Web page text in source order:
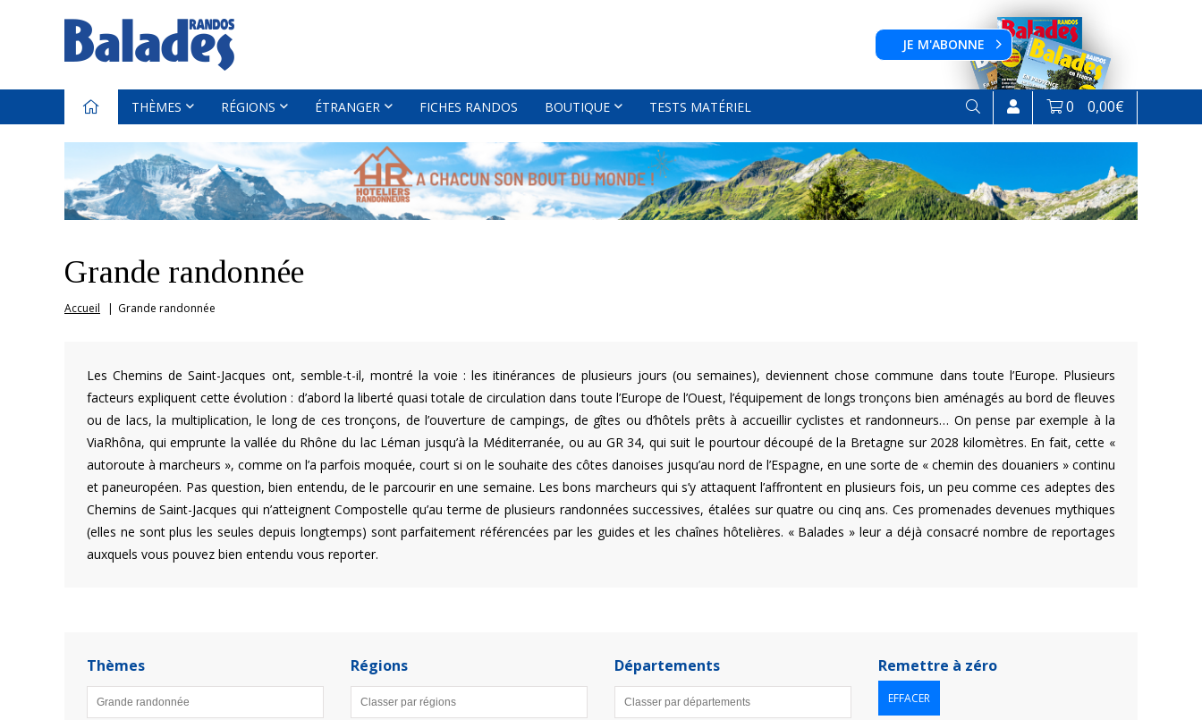
JE M'ABONNE
THÈMES RÉGIONS ÉTRANGER FICHES RANDOS BOUTIQUE TESTS MATÉRIEL 0 0,00€
Grande randonnée
Accueil Grande randonnée
Les Chemins de Saint-Jacques ont, semble-t-il, montré la voie : les itinérances de plusieurs jours (ou semaines), deviennent chose commune dans toute l’Europe. Plusieurs
facteurs expliquent cette évolution : d’abord la liberté quasi totale de circulation dans toute l’Europe de l’Ouest, l’équipement de longs tronçons bien aménagés au bord de fleuves
ou de lacs, la multiplication, le long de ces tronçons, de l’ouverture de campings, de gîtes ou d’hôtels prêts à accueillir cyclistes et randonneurs… On pense par exemple à la
ViaRhôna, qui emprunte la vallée du Rhône du lac Léman jusqu’à la Méditerranée, ou au GR 34, qui suit le pourtour découpé de la Bretagne sur 2028 kilomètres. En fait, cette «
autoroute à marcheurs », comme on l’a parfois moquée, court si on le souhaite des côtes danoises jusqu’au nord de l’Espagne, en une sorte de « chemin des douaniers » continu
et paneuropéen. Pas question, bien entendu, de le parcourir en une semaine. Les bons marcheurs qui s’y attaquent l’affrontent en plusieurs fois, un peu comme ces adeptes des
Chemins de Saint-Jacques qui n’atteignent Compostelle qu’au terme de plusieurs randonnées successives, étalées sur quatre ou cinq ans. Ces promenades devenues mythiques
(elles ne sont plus les seules depuis longtemps) sont parfaitement référencées par les guides et les chaînes hôtelières. « Balades » leur a déjà consacré nombre de reportages
auxquels vous pouvez bien entendu vous reporter.
Thèmes Régions Départements Remettre à zéro
EFFACER